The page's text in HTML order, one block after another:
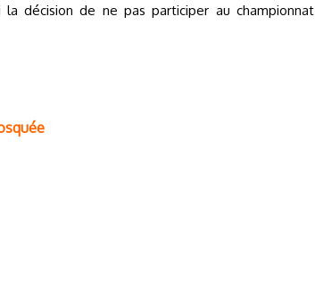
la décision de ne pas participer au championnat